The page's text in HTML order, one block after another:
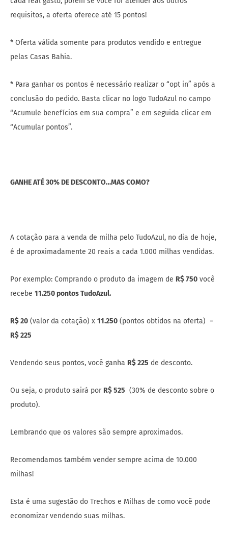
requisitos, a oferta oferece até 15 pontos!
* Oferta válida somente para produtos vendido e entregue
pelas Casas Bahia.
* Para ganhar os pontos é necessário realizar o “opt in” após a
conclusão do pedido. Basta clicar no logo TudoAzul no campo
“Acumule benefícios em sua compra” e em seguida clicar em
“Acumular pontos”.
GANHE ATÉ 30% DE DESCONTO…MAS COMO?
A cotação para a venda de milha pelo TudoAzul, no dia de hoje,
é de aproximadamente 20 reais a cada 1.000 milhas vendidas.
Por exemplo: Comprando o produto da imagem de R$ 750 você
recebe 11.250 pontos TudoAzul.
R$ 20 (valor da cotação) x 11.250 (pontos obtidos na oferta) =
R$ 225
Vendendo seus pontos, você ganha R$ 225 de desconto.
Ou seja, o produto sairá por R$ 525 (30% de desconto sobre o
produto).
Lembrando que os valores são sempre aproximados.
Recomendamos também vender sempre acima de 10.000
milhas!
Esta é uma sugestão do Trechos e Milhas de como você pode
economizar vendendo suas milhas.